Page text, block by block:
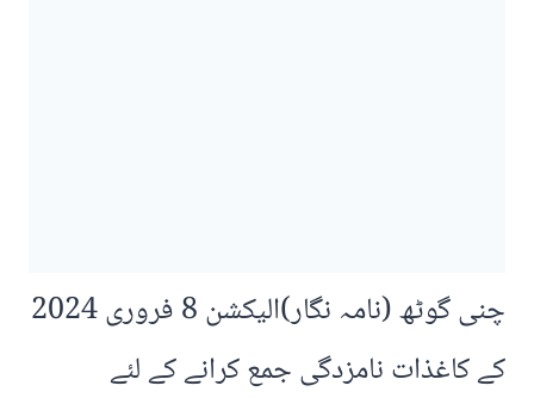
چنی گوٹھ (نامہ نگار)الیکشن 8 فروری 2024
کے کاغذات نامزدگی جمع کرانے کے لئے